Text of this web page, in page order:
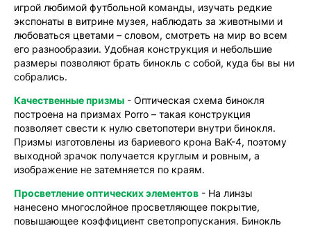
игрой любимой футбольной команды, изучать редкие
экспонаты в витрине музея, наблюдать за животными и
любоваться цветами – словом, смотреть на мир во всем
его разнообразии. Удобная конструкция и небольшие
размеры позволяют брать бинокль с собой, куда бы вы ни
собрались.
Качественные призмы - Оптическая схема бинокля
построена на призмах Porro – такая конструкция
позволяет свести к нулю светопотери внутри бинокля.
Призмы изготовлены из бариевого крона BaK-4, поэтому
выходной зрачок получается круглым и ровным, а
изображение не затемняется по краям.
Просветление оптических элементов - На линзы
нанесено многослойное просветляющее покрытие,
повышающее коэффициент светопропускания. Бинокль